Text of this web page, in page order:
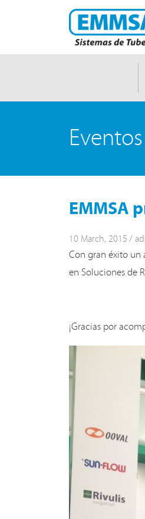
Eventos
EMMSA
10 March, 2015
Con gran éxito un
en Soluciones de
¡Gracias por